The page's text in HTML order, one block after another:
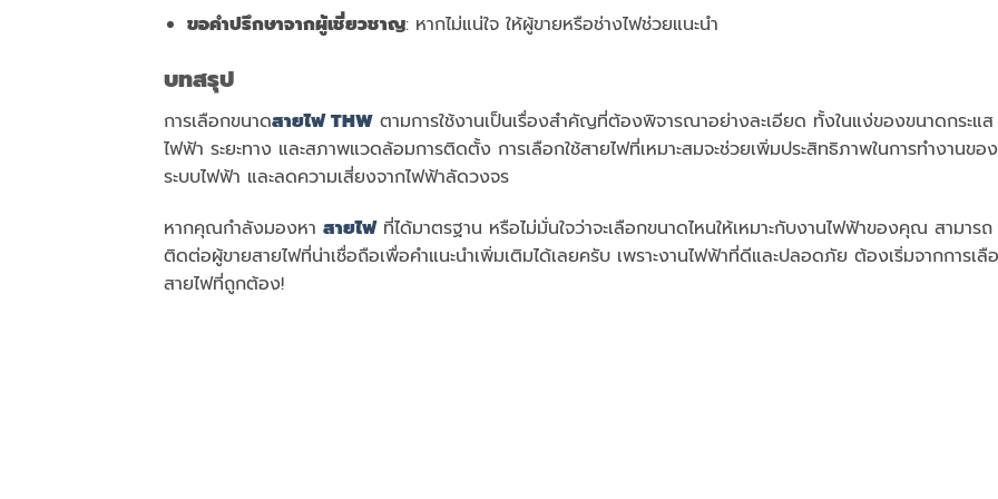
ขอคำปรึกษาจากผู้เชี่ยวชาญ: หากไม่แน่ใจ ให้ผู้ขายหรือช่างไฟช่วยแนะนำ
บทสรุป
การเลือกขนาดสายไฟTHW ตามการใช้งานเป็นเรื่องสำคัญที่ต้องพิจารณาอย่างละเอียด ทั้งในแง่ของขนาดกระแส
ไฟฟ้า ระยะทาง และสภาพแวดล้อมการติดตั้ง การเลือกใช้สายไฟที่เหมาะสมจะช่วยเพิ่มประสิทธิภาพในการทำงานของ
ระบบไฟฟ้า และลดความเสี่ยงจากไฟฟ้าลัดวงจร
หากคุณกำลังมองหา สายไฟที่ได้มาตรฐาน หรือไม่มั่นใจว่าจะเลือกขนาดไหนให้เหมาะกับงานไฟฟ้าของคุณ สามารถ
ติดต่อผู้ขายสายไฟที่น่าเชื่อถือเพื่อคำแนะนำเพิ่มเติมได้เลยครับ เพราะงานไฟฟ้าที่ดีและปลอดภัย ต้องเริ่มจากการเลื
สายไฟที่ถูกต้อง!